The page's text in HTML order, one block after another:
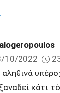
10/2022
αληθινά
κάτι